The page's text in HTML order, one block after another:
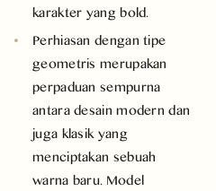
karakter yang bold.
Perhiasan dengan tipe
geometris merupakan
perpaduan sempurna
antara desain modern dan
juga klasik yang
menciptakan sebuah
warna baru. Model